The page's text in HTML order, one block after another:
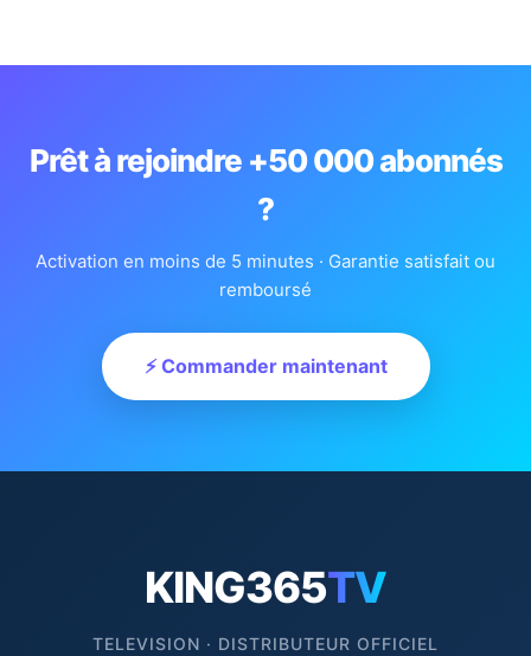
Prêt à rejoindre +50 000 abonnés
?
Activation en moins de 5 minutes · Garantie satisfait ou
remboursé
⚡ Commander maintenant
KING365TV
TELEVISION · DISTRIBUTEUR OFFICIEL